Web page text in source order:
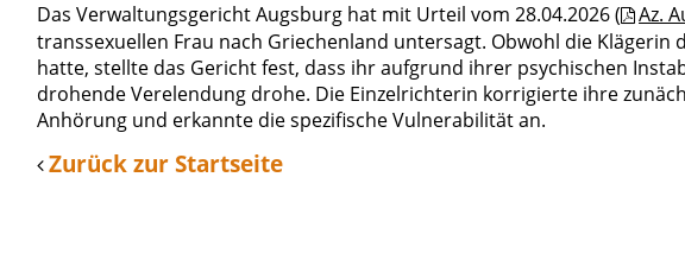
Das Verwaltungsgericht Augsburg hat mit Urteil vom 28.04.2026 ( Az.
transsexuellen Frau nach Griechenland untersagt. Obwohl die
hatte, stellte das Gericht fest, dass ihr aufgrund ihrer psychischen
drohende Verelendung drohe. Die Einzelrichterin korrigierte ihre
Anhörung und erkannte die spezifische Vulnerabilität an.
Zurück zur Startseite